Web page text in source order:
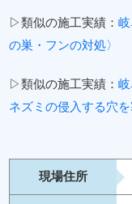
▷類似の施工実績：
の巣・フンの対処〉
▷類似の施工実績：
ネズミの侵入する穴を
現場住所